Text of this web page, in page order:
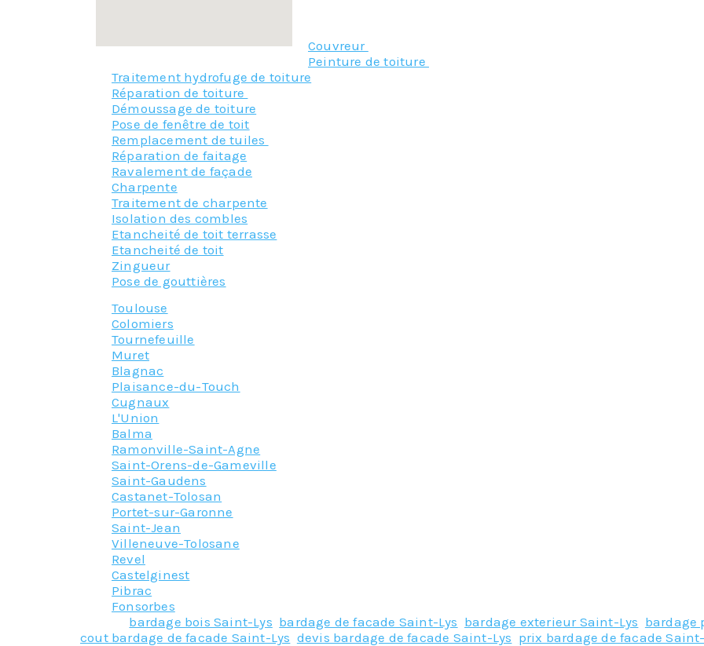
Couvreur
Peinture de toiture
Traitement hydrofuge de toiture
Réparation de toiture
Démoussage de toiture
Pose de fenêtre de toit
Remplacement de tuiles
Réparation de faitage
Ravalement de façade
Charpente
Traitement de charpente
Isolation des combles
Etancheité de toit terrasse
Etancheité de toit
Zingueur
Pose de gouttières
Toulouse
Colomiers
Tournefeuille
Muret
Blagnac
Plaisance-du-Touch
Cugnaux
L'Union
Balma
Ramonville-Saint-Agne
Saint-Orens-de-Gameville
Saint-Gaudens
Castanet-Tolosan
Portet-sur-Garonne
Saint-Jean
Villeneuve-Tolosane
Revel
Castelginest
Pibrac
Fonsorbes
bardage bois Saint-Lys bardage de facade Saint-Lys bardage exterieur Saint-Lys bardage
cout bardage de facade Saint-Lys devis bardage de facade Saint-Lys prix bardage de facade